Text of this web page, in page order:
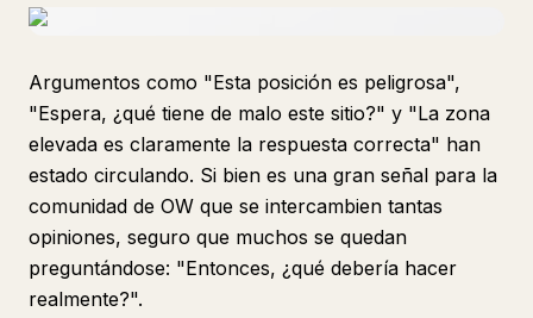
Argumentos como "Esta posición es peligrosa",
"Espera, ¿qué tiene de malo este sitio?" y "La zona
elevada es claramente la respuesta correcta" han
estado circulando. Si bien es una gran señal para la
comunidad de OW que se intercambien tantas
opiniones, seguro que muchos se quedan
preguntándose: "Entonces, ¿qué debería hacer
realmente?".